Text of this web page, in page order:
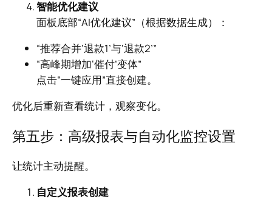
智能优化建议
面板底部“AI优化建议”（根据数据生成）：
“推荐合并‘退款1’与‘退款2’”
“高峰期增加‘催付’变体”
点击“一键应用”直接创建。
优化后重新查看统计，观察变化。
第五步：高级报表与自动化监控设置
让统计主动提醒。
自定义报表创建